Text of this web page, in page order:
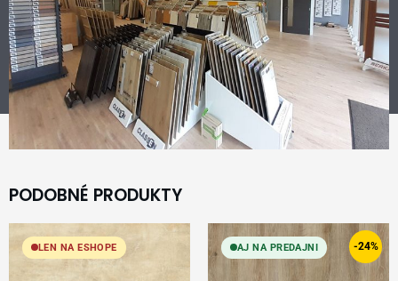
PODOBNÉ PRODUKTY
LEN NA ESHOPE -24%
AJ NA PREDAJNI
Original
price
was:
Current
price
is:
18,99 €.